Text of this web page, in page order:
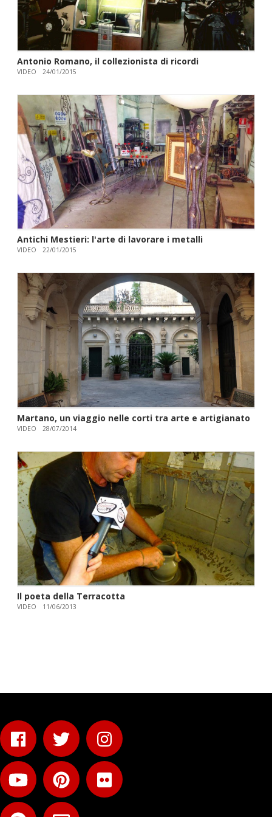
Antonio Romano, il collezionista di ricordi
VIDEO 24/01/2015
Antichi Mestieri: l'arte di lavorare i metalli
VIDEO 22/01/2015
Martano, un viaggio nelle corti tra arte e artigianato
VIDEO 28/07/2014
Il poeta della Terracotta
VIDEO 11/06/2013